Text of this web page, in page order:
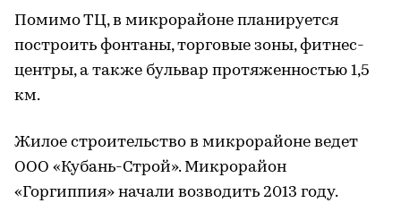
Помимо ТЦ, в микрорайоне планируется
построить фонтаны, торговые зоны, фитнес-
центры, а также бульвар протяженностью 1,5
км.
Жилое строительство в микрорайоне ведет
ООО «Кубань-Строй». Микрорайон
«Горгиппия» начали возводить 2013 году.